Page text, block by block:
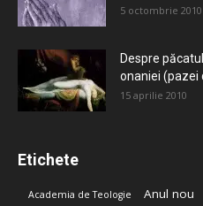
5 octombrie 2010
Despre
onaniei (pazei
15 aprilie 2010
Etichete
Academia de Teologie Anul nou